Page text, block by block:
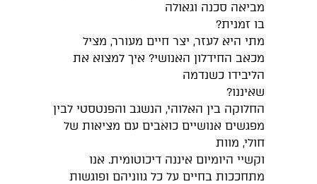
מביאה סכנה וגאולה
בו זמנית?
מתי היא לעזר, יצר חיים מעורר, מציל
מכאב החידלון האנושי? איך למצוא את
הליבידו כשנדמה
שאיננו?
החלוקה בין האלוהי, הנשגב והפנטסטי לבין
מפגשים אנושיים כואבים עם מציאות של
חולי, מוות
וקשיי היומיום איננה דיכוטומית. אנו
מתחככות בחיים על כל גווניהם ופוגשות